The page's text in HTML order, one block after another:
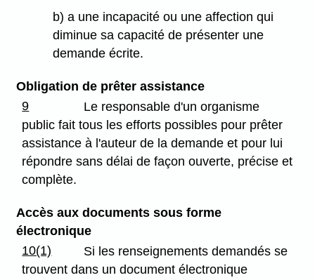
b) a une incapacité ou une affection qui
diminue sa capacité de présenter une
demande écrite.
Obligation de prêter assistance
9
Le responsable d'un organisme
public fait tous les efforts possibles pour prêter
assistance à l'auteur de la demande et pour lui
répondre sans délai de façon ouverte, précise et
complète.
Accès aux documents sous forme
électronique
10(1)
Si les renseignements demandés se
trouvent dans un document électronique